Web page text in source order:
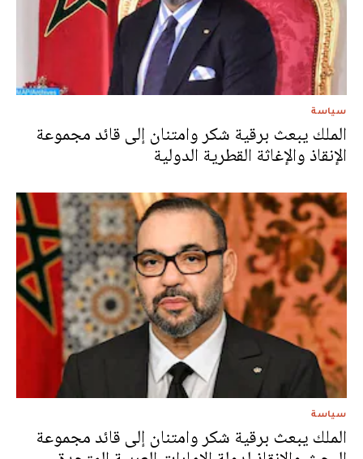
سياسة
الملك يبعث برقية شكر وامتنان إلى قائد مجموعة
الإنقاذ والإغاثة القطرية الدولية
سياسة
الملك يبعث برقية شكر وامتنان إلى قائد مجموعة